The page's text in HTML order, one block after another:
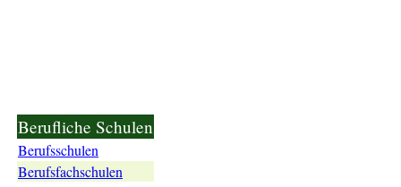
Berufliche Schulen
Berufsschulen
Berufsfachschulen